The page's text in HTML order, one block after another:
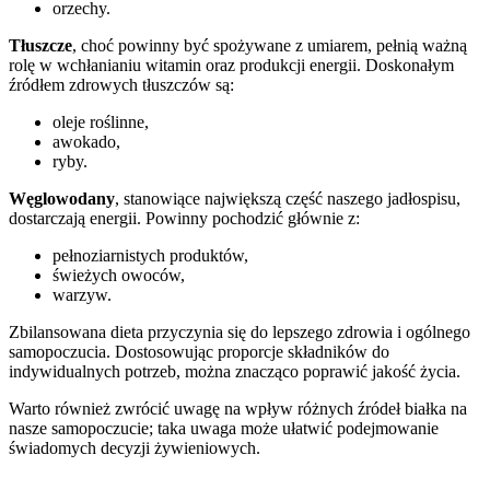
orzechy.
Tłuszcze, choć powinny być spożywane z umiarem, pełnią ważną
rolę w wchłanianiu witamin oraz produkcji energii. Doskonałym
źródłem zdrowych tłuszczów są:
oleje roślinne,
awokado,
ryby.
Węglowodany, stanowiące największą część naszego jadłospisu,
dostarczają energii. Powinny pochodzić głównie z:
pełnoziarnistych produktów,
świeżych owoców,
warzyw.
Zbilansowana dieta przyczynia się do lepszego zdrowia i ogólnego
samopoczucia. Dostosowując proporcje składników do
indywidualnych potrzeb, można znacząco poprawić jakość życia.
Warto również zwrócić uwagę na wpływ różnych źródeł białka na
nasze samopoczucie; taka uwaga może ułatwić podejmowanie
świadomych decyzji żywieniowych.